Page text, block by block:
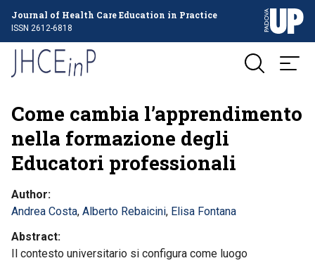
Journal of Health Care Education in Practice
ISSN 2612-6818
Come cambia l’apprendimento
nella formazione degli
Educatori professionali
Author
Andrea Costa, Alberto Rebaicini, Elisa Fontana
Abstract
Il contesto universitario si configura come luogo